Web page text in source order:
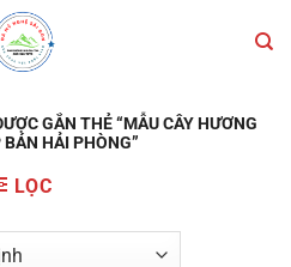
GẮN THẺ “MẪU CÂY HƯƠNG
HẢI PHÒNG”
LỌC